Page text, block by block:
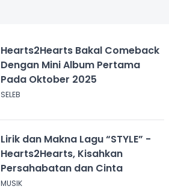
Hearts2Hearts Bakal Comeback
Dengan Mini Album Pertama
Pada Oktober 2025
SELEB
Lirik dan Makna Lagu “STYLE” -
Hearts2Hearts, Kisahkan
Persahabatan dan Cinta
MUSIK